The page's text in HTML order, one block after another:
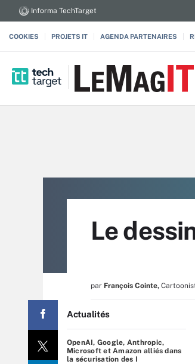
Informa TechTarget
COOKIES PROJETS IT AGENDA PARTENAIRES
Le
par François Cointe,
Actualités
OpenAI, Google, Anthropic,
Microsoft et Amazon alliés dans
la sécurisation des I